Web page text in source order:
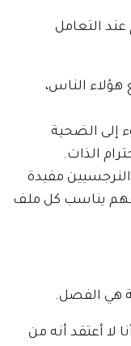
التعامل
هؤلاء الناس،
إلى الضحية
الذات.
مفيدة
يناسب كل ملف
هي الفصل.
لا أعتقد أنه من